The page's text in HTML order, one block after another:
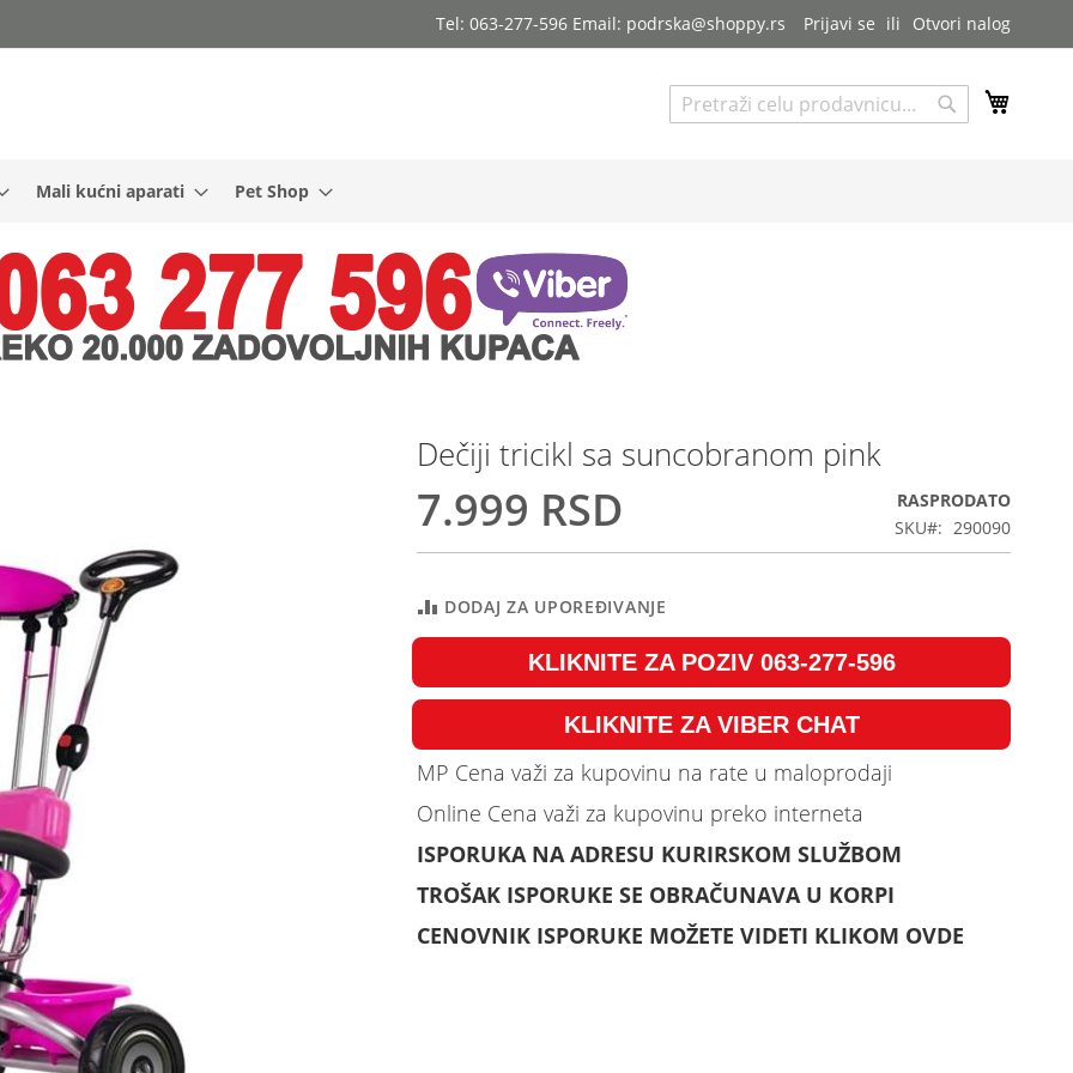
Tel: 063-277-596 Email: podrska@shoppy.rs Prijavi se Otvori nalog
Pretraga
Mali kućni aparati Pet Shop
Dečiji tricikl sa suncobranom pink
7.999 RSD
RASPRODATO
SKU
290090
DODAJ ZA UPOREĐIVANJE
KLIKNITE ZA POZIV 063-277-596
KLIKNITE ZA VIBER CHAT
MP Cena važi za kupovinu na rate u maloprodaji
Online Cena važi za kupovinu preko interneta
ISPORUKA NA ADRESU KURIRSKOM SLUŽBOM
TROŠAK ISPORUKE SE OBRAČUNAVA U KORPI
CENOVNIK ISPORUKE MOŽETE VIDETI KLIKOM OVDE